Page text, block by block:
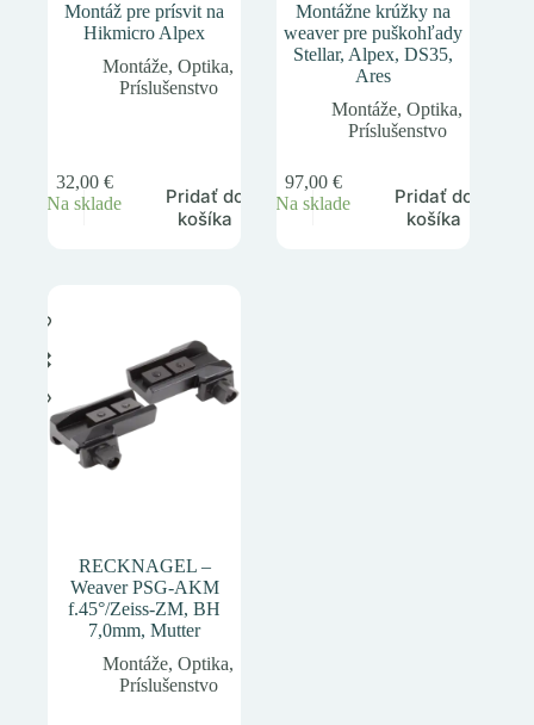
Montáž pre prísvit na
Hikmicro Alpex
Montáže,Optika,
Príslušenstvo
32,00 €
Na sklade
Pridať do
košíka
Montážne krúžky na
weaver pre puškohľady
Stellar, Alpex, DS35,
Ares
Montáže,Optika,
Príslušenstvo
97,00 €
Na sklade
Pridať do
košíka
RECKNAGEL –
Weaver PSG-AKM
f.45°/Zeiss-ZM, BH
7,0mm, Mutter
Montáže,Optika,
Príslušenstvo